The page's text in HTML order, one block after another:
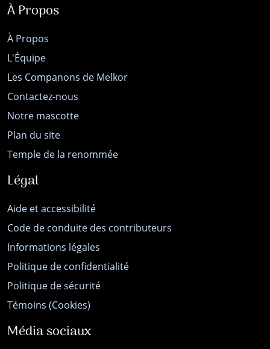
À Propos
À Propos
L'Équipe
Les Companons de Melkor
Contactez-nous
Notre mascotte
Plan du site
Temple de la renommée
Légal
Aide et accessibilité
Code de conduite des contributeurs
Informations légales
Politique de confidentialité
Politique de sécurité
Témoins (Cookies)
Média sociaux